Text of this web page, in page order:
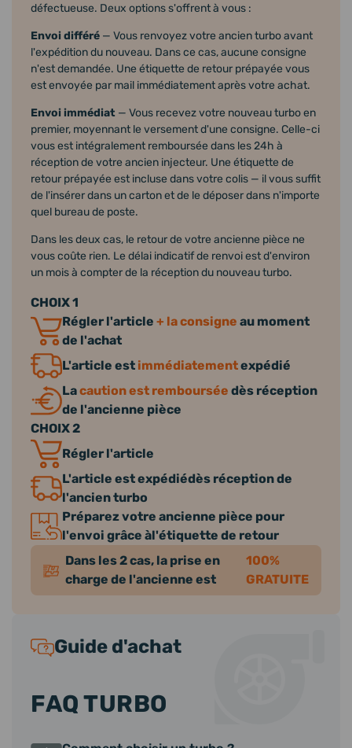
défectueuse. Deux options s'offrent à vous :
Envoi différé — Vous renvoyez votre ancien turbo avant
l'expédition du nouveau. Dans ce cas, aucune consigne
n'est demandée. Une étiquette de retour prépayée vous
est envoyée par mail immédiatement après votre achat.
Envoi immédiat — Vous recevez votre nouveau turbo en
premier, moyennant le versement d'une consigne. Celle-ci
vous est intégralement remboursée dans les 24h à
réception de votre ancien injecteur. Une étiquette de
retour prépayée est incluse dans votre colis — il vous suffit
de l'insérer dans un carton et de le déposer dans n'importe
quel bureau de poste.
Dans les deux cas, le retour de votre ancienne pièce ne
vous coûte rien. Le délai indicatif de renvoi est d'environ
un mois à compter de la réception du nouveau turbo.
CHOIX 1
Régler l'article + la consigne au moment
de l'achat
L'article est immédiatementexpédié
Lacaution est remboursée dès réception
de l'ancienne pièce
CHOIX 2
Régler l'article
L'article est expédiédès réception de
l'ancien turbo
Préparez votre ancienne pièce pour
l'envoi grâce àl'étiquette de retour
Dans les 2 cas, la prise en
charge de l'ancienne est
100%
GRATUITE
Guide d'achat
FAQ TURBO